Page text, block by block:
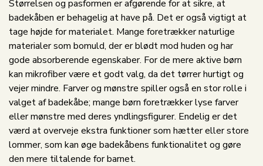
Størrelsen og pasformen er afgørende for at sikre, at
badekåben er behagelig at have på. Det er også vigtigt at
tage højde for materialet. Mange foretrækker naturlige
materialer som bomuld, der er blødt mod huden og har
gode absorberende egenskaber. For de mere aktive børn
kan mikrofiber være et godt valg, da det tørrer hurtigt og
vejer mindre. Farver og mønstre spiller også en stor rolle i
valget af badekåbe; mange børn foretrækker lyse farver
eller mønstre med deres yndlingsfigurer. Endelig er det
værd at overveje ekstra funktioner som hætter eller store
lommer, som kan øge badekåbens funktionalitet og gøre
den mere tiltalende for barnet.